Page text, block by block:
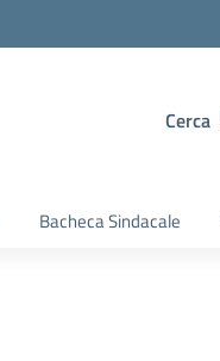
Cerca
Bacheca Sindacale